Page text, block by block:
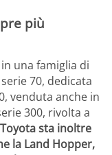
più
una famiglia di
70, dedicata
venduta anche in
300, rivolta a
Toyota sta inoltre
la Land Hopper,